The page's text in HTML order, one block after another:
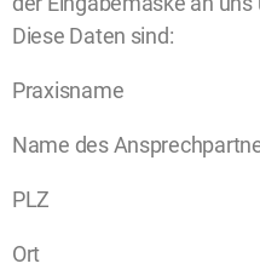
Diese Daten sind:
Praxisname
Name des
PLZ
Ort